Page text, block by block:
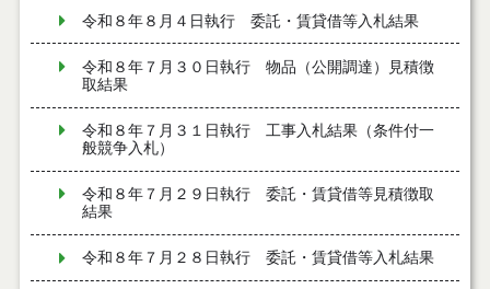
令和８年８月４日執行 委託・賃貸借等入札結果
令和８年７月３０日執行 物品（公開調達）見積徴
取結果
令和８年７月３１日執行 工事入札結果（条件付一
般競争入札）
令和８年７月２９日執行 委託・賃貸借等見積徴取
結果
令和８年７月２８日執行 委託・賃貸借等入札結果